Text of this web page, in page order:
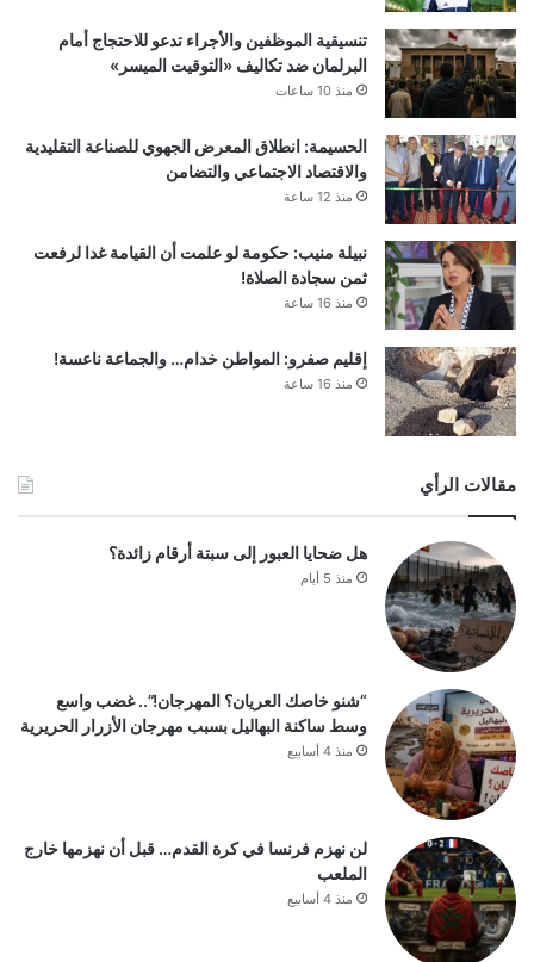
تنسيقية الموظفين والأجراء تدعو للاحتجاج أمام
البرلمان ضد تكاليف «التوقيت الميسر»
منذ 10 ساعات
الحسيمة: انطلاق المعرض الجهوي للصناعة التقليدية
والاقتصاد الاجتماعي والتضامن
منذ 12 ساعة
نبيلة منيب: حكومة لو علمت أن القيامة غدا لرفعت
ثمن سجادة الصلاة!
منذ 16 ساعة
إقليم صفرو: المواطن خدام… والجماعة ناعسة!
منذ 16 ساعة
مقالات الرأي
هل ضحايا العبور إلى سبتة أرقام زائدة؟
منذ 5 أيام
“شنو خاصك العريان؟ المهرجان!”.. غضب واسع
وسط ساكنة البهاليل بسبب مهرجان الأزرار الحريرية
منذ 4 أسابيع
لن نهزم فرنسا في كرة القدم… قبل أن نهزمها خارج
الملعب
منذ 4 أسابيع